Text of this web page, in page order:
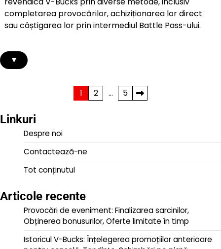
completarea provocărilor, achiziționarea lor direct
sau câștigarea lor prin intermediul Battle Pass-ului.
▾
pagination
1 2 … 5
Linkuri
Despre noi
Contactează-ne
Tot conținutul
Articole recente
Provocări de eveniment: Finalizarea sarcinilor,
Obținerea bonusurilor, Oferte limitate în timp
Istoricul V-Bucks: Înțelegerea promoțiilor anterioare